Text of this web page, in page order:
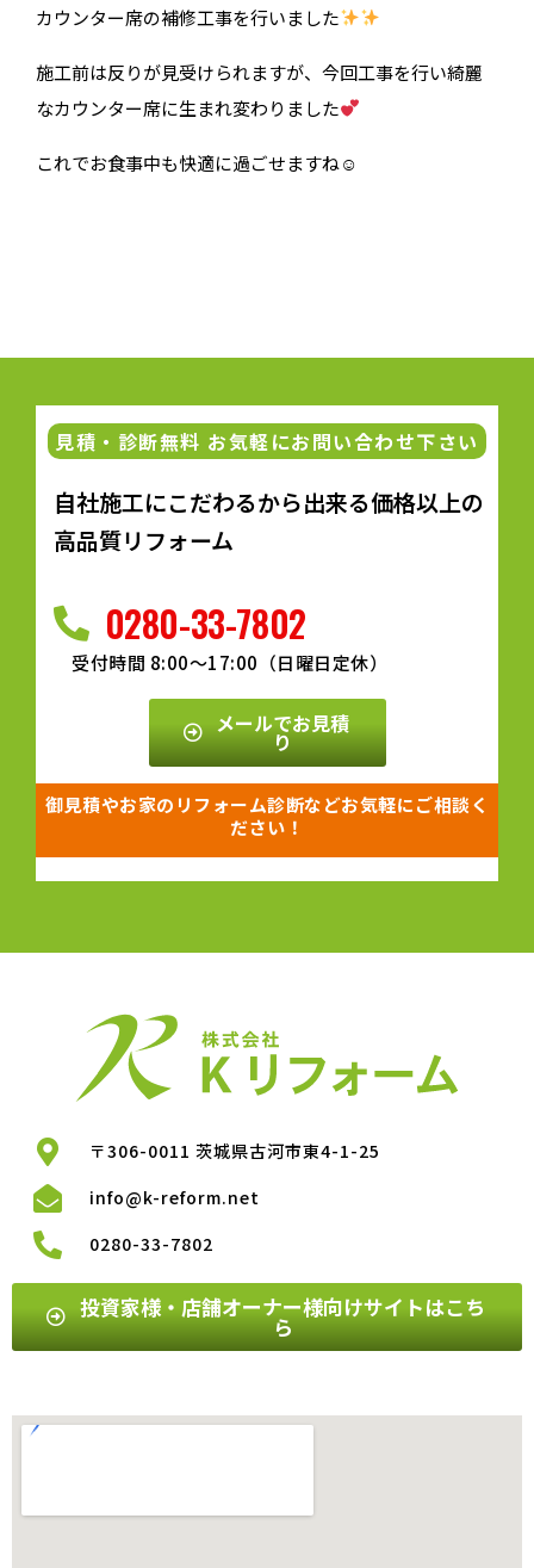
カウンター席の補修工事を行いました
施工前は反りが見受けられますが、今回工事を行い綺麗
なカウンター席に生まれ変わりました
これでお食事中も快適に過ごせますね☺
見積・診断無料 お気軽にお問い合わせ下さい
自社施工にこだわるから出来る価格以上の
高品質リフォーム
0280-33-7802
受付時間 8:00～17:00（日曜日定休）
メールでお見積
り
御見積やお家のリフォーム診断などお気軽にご相談く
ださい！
〒306-0011 茨城県古河市東4-1-25
info@k-reform.net
0280-33-7802
投資家様・店舗オーナー様向けサイトはこち
ら